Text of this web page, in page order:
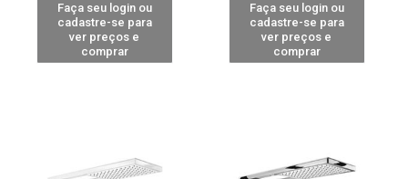
Faça seu login ou
cadastre-se para
ver preços e
comprar
Faça seu login ou
cadastre-se para
ver preços e
comprar